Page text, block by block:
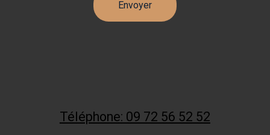
Téléphone: 09 72 56 52 52